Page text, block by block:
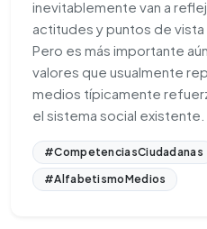
inevitablemente van a
actitudes y puntos de vista
Pero es más importante
valores que usualmente
medios típicamente
el sistema social existente.
#CompetenciasCiudadanas
#AlfabetismoMedios